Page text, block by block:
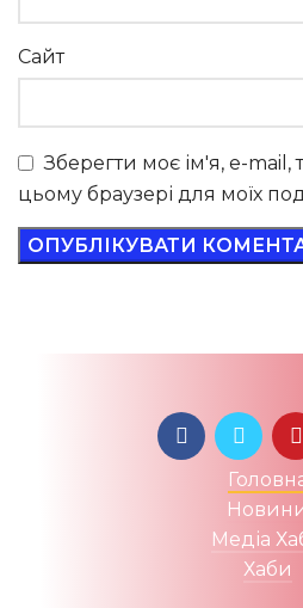
Сайт
Зберегти моє ім'я, e-mail,
цьому браузері для моїх
Медіа
Хаби